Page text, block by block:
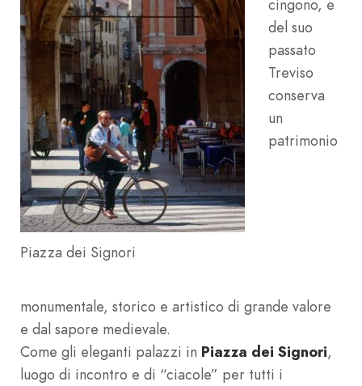
Piazza dei Signori
cingono, e
del suo
passato
Treviso
conserva
un
patrimonio
monumentale, storico e artistico di grande valore
e dal sapore medievale.
Come gli eleganti palazzi in Piazza dei Signori,
luogo di incontro e di “ciacole” per tutti i